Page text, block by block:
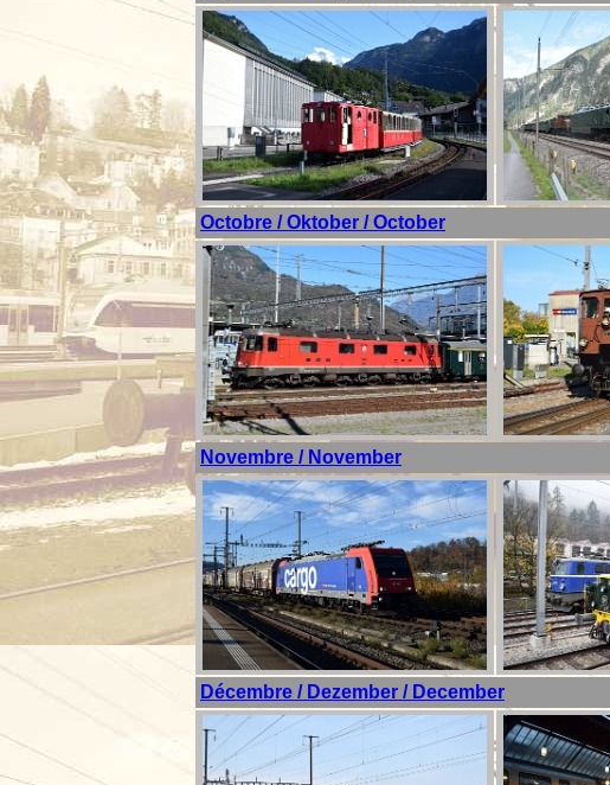
Octobre / Oktober / October
Novembre / November
Décembre / Dezember / December